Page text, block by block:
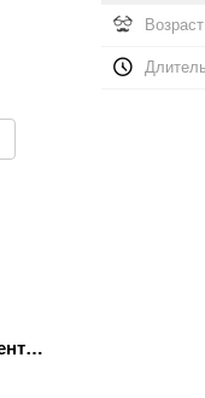
Жоэль Ван Эффентерр